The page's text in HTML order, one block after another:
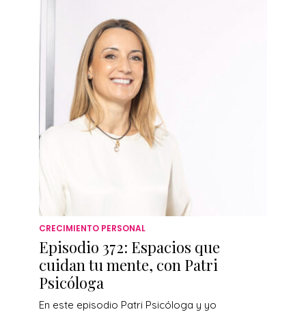
CRECIMIENTO PERSONAL
Episodio 372: Espacios que
cuidan tu mente, con Patri
Psicóloga
En este episodio Patri Psicóloga y yo